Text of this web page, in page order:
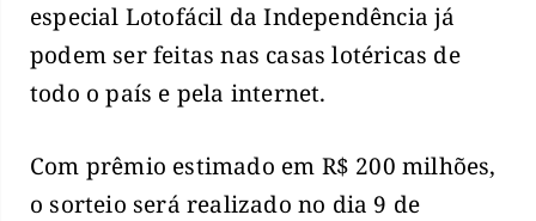
especial Lotofácil da Independência já
podem ser feitas nas casas lotéricas de
todo o país e pela internet.
Com prêmio estimado em R$ 200 milhões,
o sorteio será realizado no dia 9 de